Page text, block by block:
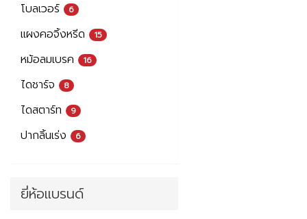
โบลเวอร์ 6
แผงคอจิ้งหรีด 15
หม้อลมเบรค 16
ไดชาร์จ 8
ไดสตาร์ท 9
ปากลิ้นเร่ง 6
ยี่ห้อแบรนด์